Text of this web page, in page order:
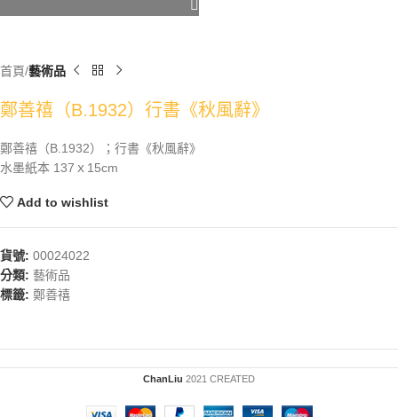
首頁 藝術品
鄭善禧（B.1932）行書《秋風辭》
鄭善禧（B.1932）；行書《秋風辭》
水墨紙本 137ｘ15cm
Add to wishlist
貨號: 00024022
分類: 藝術品
標籤: 鄭善禧
ChanLiu 2021 CREATED